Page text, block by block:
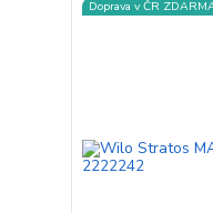
Doprava v ČR